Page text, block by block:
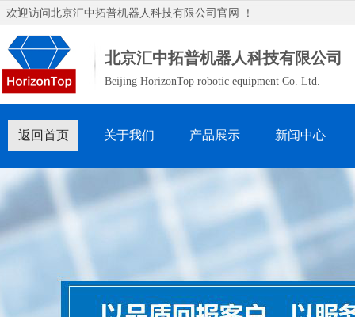
欢迎访问北京汇中拓普机器人科技有限公司 官网 ！
北京汇中拓普机器人科技有限公司
Beijing HorizonTop robotic equipment Co. Ltd.
返回首页 关于我们 产品展示 新闻中心